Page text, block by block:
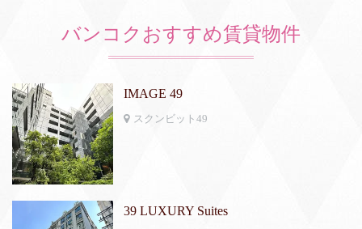
バンコクおすすめ賃貸物件
IMAGE 49
スクンビット49
39 LUXURY Suites